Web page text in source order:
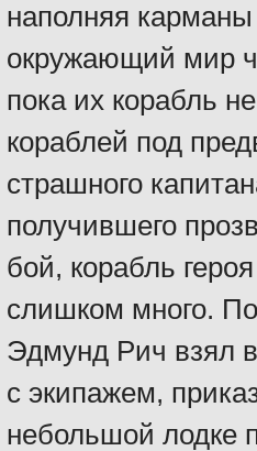
наполняя
окружающий мир
пока их корабль
кораблей под
страшного
получившего
бой, корабль
слишком много.
Эдмунд Рич взял
с экипажем,
небольшой лодке